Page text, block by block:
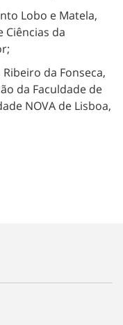
Lobo e Matela,
Ciências da
da Fonseca,
da Faculdade de
NOVA de Lisboa,